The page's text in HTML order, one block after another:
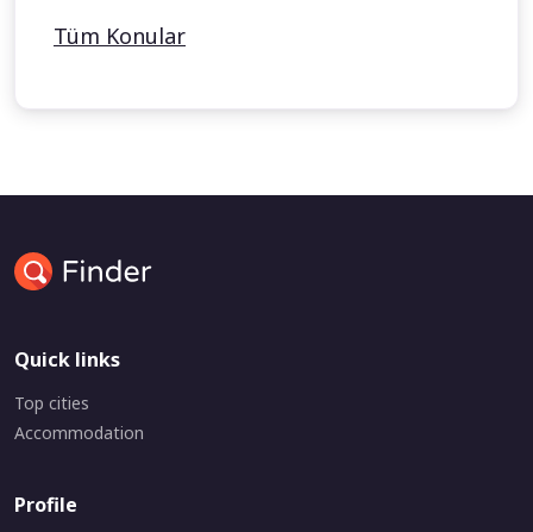
Tüm Konular
Quick links
Top cities
Accommodation
Profile